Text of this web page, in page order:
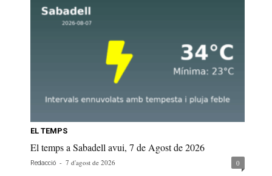
EL TEMPS
El temps a Sabadell avui, 7 de Agost de 2026
Redacció - 7 d'agost de 2026 0